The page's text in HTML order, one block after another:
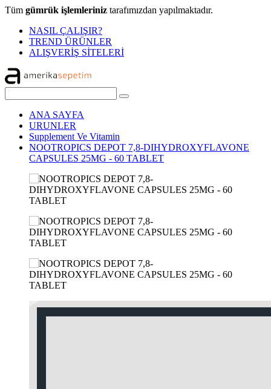
Tüm gümrük işlemleriniz tarafımızdan yapılmaktadır.
NASIL ÇALIŞIR?
TREND ÜRÜNLER
ALIŞVERİŞ SİTELERİ
ANA SAYFA
URUNLER
Supplement Ve Vitamin
NOOTROPICS DEPOT 7,8-DIHYDROXYFLAVONE
CAPSULES 25MG - 60 TABLET